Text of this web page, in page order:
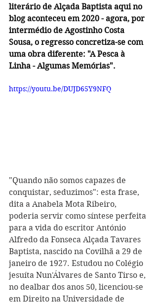
literário de Alçada Baptista aqui no
blog aconteceu em 2020 - agora, por
intermédio de Agostinho Costa
Sousa, o regresso concretiza-se com
uma obra diferente: "A Pesca à
Linha - Algumas Memórias".
https://youtu.be/DUJD65Y9NFQ
"Quando não somos capazes de
conquistar, seduzimos": esta frase,
dita a Anabela Mota Ribeiro,
poderia servir como síntese perfeita
para a vida do escritor António
Alfredo da Fonseca Alçada Tavares
Baptista, nascido na Covilhã a 29 de
janeiro de 1927. Estudou no Colégio
jesuíta Nun'Álvares de Santo Tirso e,
no dealbar dos anos 50, licenciou-se
em Direito na Universidade de